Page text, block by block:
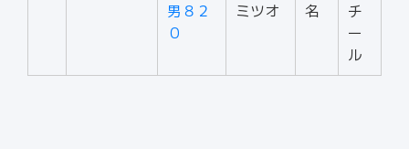
男８２
０
ミツオ
名
チ
ー
ル